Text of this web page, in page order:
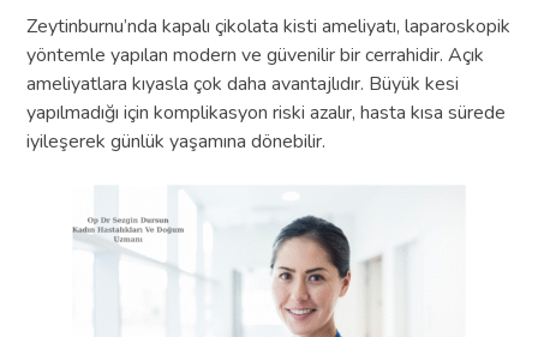
Zeytinburnu’nda kapalı çikolata kisti ameliyatı, laparoskopik
yöntemle yapılan modern ve güvenilir bir cerrahidir. Açık
ameliyatlara kıyasla çok daha avantajlıdır. Büyük kesi
yapılmadığı için komplikasyon riski azalır, hasta kısa sürede
iyileşerek günlük yaşamına dönebilir.